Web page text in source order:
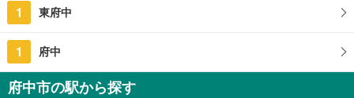
1 東府中
1 府中
府中市の駅から探す